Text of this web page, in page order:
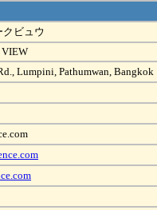
ビュウ
VIEW
Lumpini, Pathumwan, Bangkok